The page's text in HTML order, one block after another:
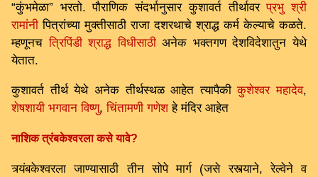
“कुंभमेळा” भरतो. पौराणिक संदर्भानुसार कुशावर्त तीर्थावरप्रभु श्री
रामांनी पित्रांच्या मुक्तीसाठी राजा दशरथाचे श्राद्ध कर्म केल्याचे कळते.
म्हणूनचत्रिपिंडी श्राद्ध विधीसाठीअनेक भक्तगण देशविदेशातुन येथे
येतात.
कुशावर्त तीर्थ येथे अनेक तीर्थस्थळ आहेत त्यापैकीकुशेश्वर महादेव,
शेषशायी भगवान विष्णु,चिंतामणी गणेशहे मंदिर आहेत
नाशिक त्रंबकेश्वरला कसे यावे?
त्र्यंबकेश्वरला जाण्यासाठी तीन सोपे मार्ग (जसे रस्त्याने, रेल्वेने व